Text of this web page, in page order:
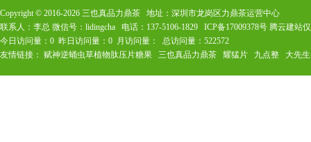
Copyright © 2016-2026 三也真品力鼎茶 地址：深圳市龙岗区力鼎茶运营中心
联系人：李总 微信号：lidingcha 电话：137-5106-1829 ICP备17009378号 腾云建站
今日访问量： 0 昨日访问量： 0 月访问量： 总访问量： 522572
友情链接： 赋神逆蛹虫草植物肽压片糖果 三也真品力鼎茶 耀猛片 九点整 大先生